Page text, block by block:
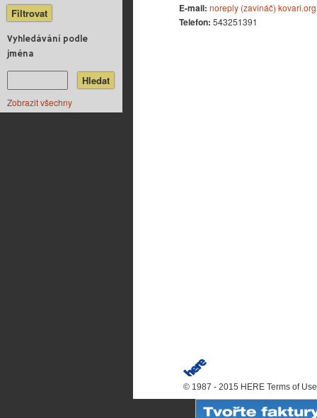
Vyhledávání podle
jména
Zobrazit všechny
E-mail: noreply (zavináč) kovari.org
Telefon: 543251391
© 1987 - 2015 HERE Terms of Use